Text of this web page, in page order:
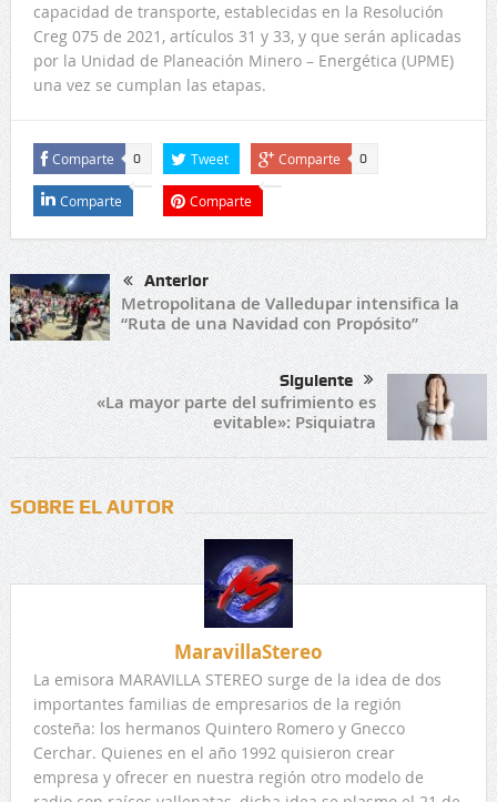
capacidad de transporte, establecidas en la Resolución
Creg 075 de 2021, artículos 31 y 33, y que serán aplicadas
por la Unidad de Planeación Minero – Energética (UPME)
una vez se cumplan las etapas.
Comparte 0 Tweet Comparte 0
Comparte Comparte
Anterior
Metropolitana de Valledupar intensifica la
“Ruta de una Navidad con Propósito”
Siguiente
«La mayor parte del sufrimiento es
evitable»: Psiquiatra
SOBRE EL AUTOR
MaravillaStereo
La emisora MARAVILLA STEREO surge de la idea de dos
importantes familias de empresarios de la región
costeña: los hermanos Quintero Romero y Gnecco
Cerchar. Quienes en el año 1992 quisieron crear
empresa y ofrecer en nuestra región otro modelo de